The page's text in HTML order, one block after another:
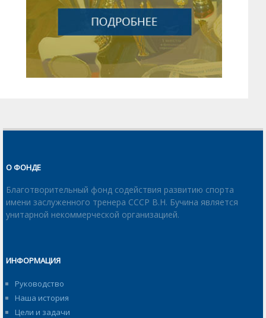
О ФОНДЕ
Благотворительный фонд содействия развитию спорта
имени заслуженного тренера СССР В.Н. Бучина является
унитарной некоммерческой организацией.
ИНФОРМАЦИЯ
Руководство
Наша история
Цели и задачи